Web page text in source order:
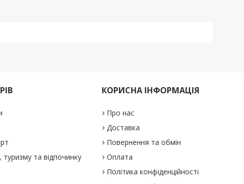
та відпочинку
КОРИСНА ІНФОРМАЦІЯ
Про нас
Доставка
Повернення та обмін
Оплата
Політика конфіденційності